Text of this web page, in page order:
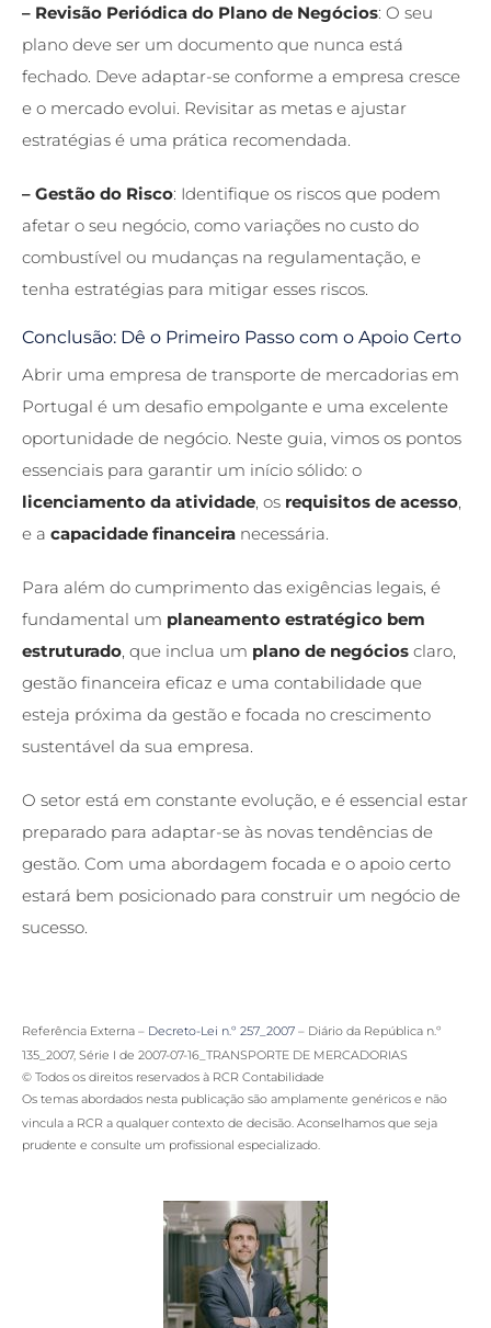
– Revisão Periódica do Plano de Negócios: O seu
plano deve ser um documento que nunca está
fechado. Deve adaptar-se conforme a empresa cresce
e o mercado evolui. Revisitar as metas e ajustar
estratégias é uma prática recomendada.
– Gestão do Risco: Identifique os riscos que podem
afetar o seu negócio, como variações no custo do
combustível ou mudanças na regulamentação, e
tenha estratégias para mitigar esses riscos.
Conclusão: Dê o Primeiro Passo com o Apoio Certo
Abrir uma empresa de transporte de mercadorias em
Portugal é um desafio empolgante e uma excelente
oportunidade de negócio. Neste guia, vimos os pontos
essenciais para garantir um início sólido: o
licenciamento da atividade, os requisitos de acesso,
e a capacidade financeira necessária.
Para além do cumprimento das exigências legais, é
fundamental um planeamento estratégico bem
estruturado, que inclua um plano de negócios claro,
gestão financeira eficaz e uma contabilidade que
esteja próxima da gestão e focada no crescimento
sustentável da sua empresa.
O setor está em constante evolução, e é essencial estar
preparado para adaptar-se às novas tendências de
gestão. Com uma abordagem focada e o apoio certo
estará bem posicionado para construir um negócio de
sucesso.
Referência Externa – Decreto-Lei n.º 257_2007 – Diário da República n.º
135_2007, Série I de 2007-07-16_TRANSPORTE DE MERCADORIAS
© Todos os direitos reservados à RCR Contabilidade
Os temas abordados nesta publicação são amplamente genéricos e não
vincula a RCR a qualquer contexto de decisão. Aconselhamos que seja
prudente e consulte um profissional especializado.